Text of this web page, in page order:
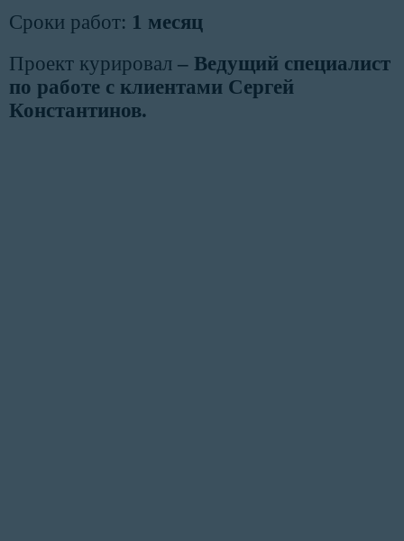
Сроки работ: 1 месяц
Проект курировал – Ведущий специалист
по работе с клиентами Сергей
Константинов.